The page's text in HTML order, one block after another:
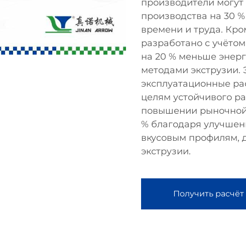
производители
производства на 30
времени и труда.
разработано с
на 20 % меньше
методами экструзии.
эксплуатационные
целям устойчивого
повышении рыночной
% благодаря
вкусовым профилям,
экструзии.
Получить